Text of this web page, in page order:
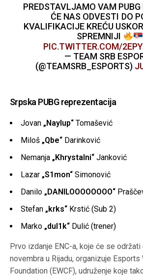
PREDSTAVLJAMO VAM PUBG
ĆE NAS ODVESTI DO
KVALIFIKACIJE KREĆU
SPREMNIJI
PIC.TWITTER.COM/
— TEAM SRB
(@TEAMSRB_ESPORTS)
Srpska PUBG reprezentacija
Jovan „Naylup“ Tomašević
Miloš „Qbe“ Darinković
Nemanja „Khrystalni“ Janković
Lazar „S1mon“ Simonović
Danilo „DANILOOOOOOOO“
Stefan „krks“ Krstić (Sub 2)
Marko „dul1k“ Dulić (trener)
Prvo izdanje ENC-a, koje će se održati
novembra u Rijadu, organizuje Esports
Foundation (EWCF), udruženje koje